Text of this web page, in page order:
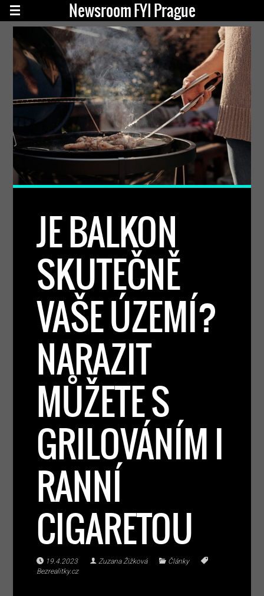
Newsroom FYI Prague
JE BALKON
SKUTEČNĚ
VAŠE ÚZEMÍ?
NARAZIT
MŮŽETE S
GRILOVÁNÍM I
RANNÍ
CIGARETOU
19.4.2023 Zuzana Žižková
Články
Bezrealitky.cz